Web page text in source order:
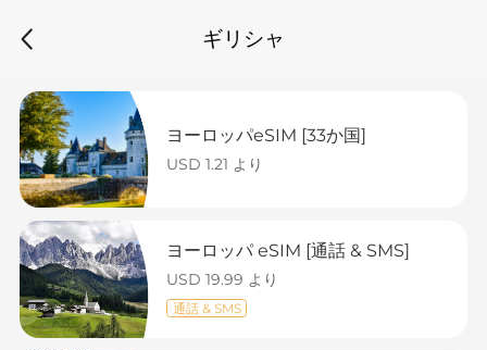
ギリシャ
ヨーロッパeSIM [33か国]
USD 1.21 より
ヨーロッパ eSIM [通話 & SMS]
USD 19.99 より
通話 & SMS